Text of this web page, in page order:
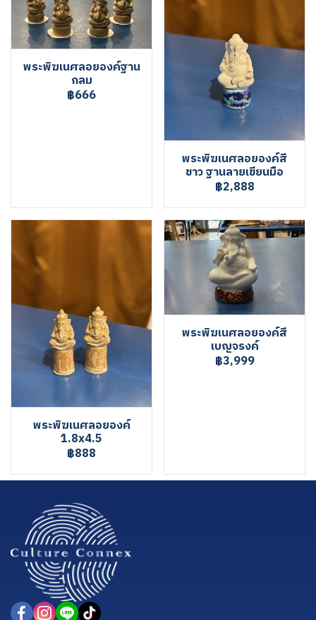
พระพิฆเนศลอยองค์ฐาน
กลม
฿666
พระพิฆเนศลอยองค์สี
ขาว ฐานลายเขียนมือ
฿2,888
พระพิฆเนศลอยองค์
1.8x4.5
฿888
พระพิฆเนศลอยองค์สี
เบญจรงค์
฿3,999